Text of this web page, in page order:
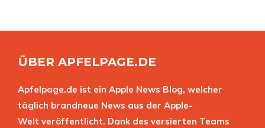
ÜBER APFELPAGE.DE
Apfelpage.de ist ein Apple News Blog, welcher
täglich brandneue News aus der Apple-
Welt veröffentlicht. Dank des versierten Teams